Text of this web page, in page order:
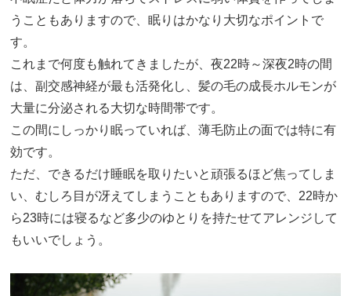
うこともありますので、眠りはかなり大切なポイントで
す。
これまで何度も触れてきましたが、夜22時～深夜2時の間
は、副交感神経が最も活発化し、髪の毛の成長ホルモンが
大量に分泌される大切な時間帯です。
この間にしっかり眠っていれば、薄毛防止の面では特に有
効です。
ただ、できるだけ睡眠を取りたいと頑張るほど焦ってしま
い、むしろ目が冴えてしまうこともありますので、22時か
ら23時には寝るなど多少のゆとりを持たせてアレンジして
もいいでしょう。